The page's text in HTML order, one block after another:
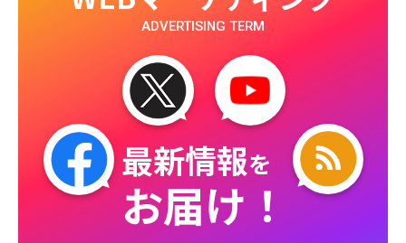
ADVERTISING TERM
最新情報を
お届け！